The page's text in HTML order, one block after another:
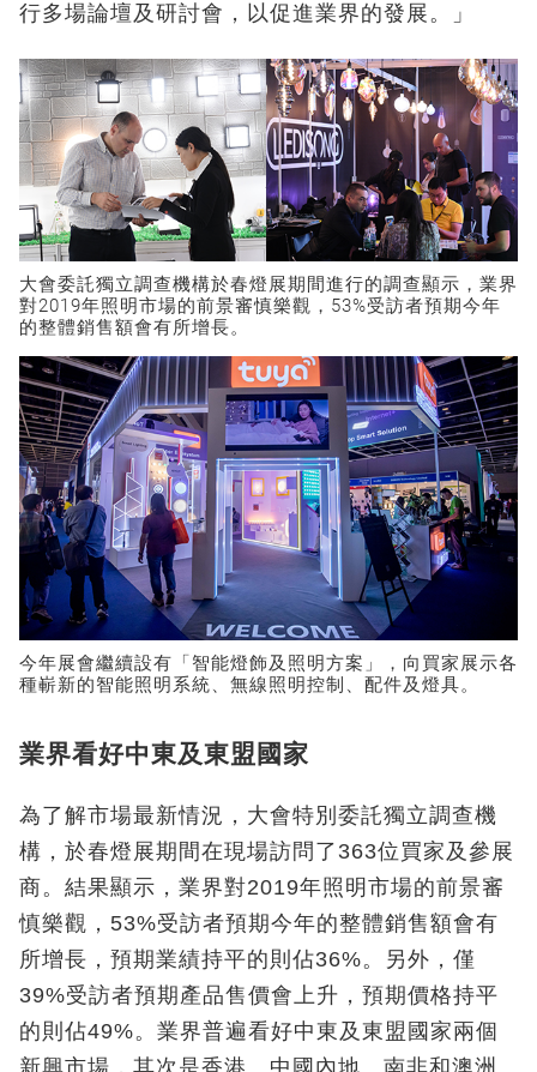
行多場論壇及研討會，以促進業界的發展。」
大會委託獨立調查機構於春燈展期間進行的調查顯示，業界
對2019年照明市場的前景審慎樂觀，53%受訪者預期今年
的整體銷售額會有所增長。
今年展會繼續設有「智能燈飾及照明方案」，向買家展示各
種嶄新的智能照明系統、無線照明控制、配件及燈具。
業界看好中東及東盟國家
為了解市場最新情況，大會特別委託獨立調查機
構，於春燈展期間在現場訪問了363位買家及參展
商。結果顯示，業界對2019年照明市場的前景審
慎樂觀，53%受訪者預期今年的整體銷售額會有
所增長，預期業績持平的則佔36%。另外，僅
39%受訪者預期產品售價會上升，預期價格持平
的則佔49%。業界普遍看好中東及東盟國家兩個